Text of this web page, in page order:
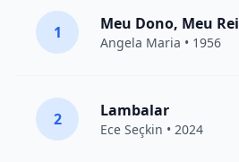
1 Meu Dono, Meu Rei
Angela Maria • 1956
2 Lambalar
Ece Seçkin • 2024